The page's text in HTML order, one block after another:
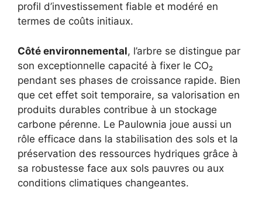
profil d’investissement fiable et modéré en
termes de coûts initiaux.
Côté environnemental, l’arbre se distingue par
son exceptionnelle capacité à fixer le CO₂
pendant ses phases de croissance rapide. Bien
que cet effet soit temporaire, sa valorisation en
produits durables contribue à un stockage
carbone pérenne. Le Paulownia joue aussi un
rôle efficace dans la stabilisation des sols et la
préservation des ressources hydriques grâce à
sa robustesse face aux sols pauvres ou aux
conditions climatiques changeantes.